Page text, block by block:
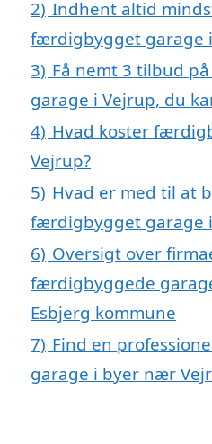
2) Indhent altid
færdigbygget garage
3) Få nemt 3 tilbud
garage i Vejrup, du
4) Hvad koster
Vejrup?
5) Hvad er med til at
færdigbygget garage
6) Oversigt over
færdigbyggede
Esbjerg kommune
7) Find en
garage i byer nær